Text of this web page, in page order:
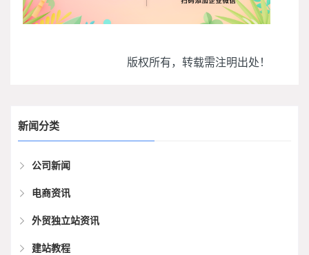
版权所有，转载需注明出处！
新闻分类
公司新闻
电商资讯
外贸独立站资讯
建站教程